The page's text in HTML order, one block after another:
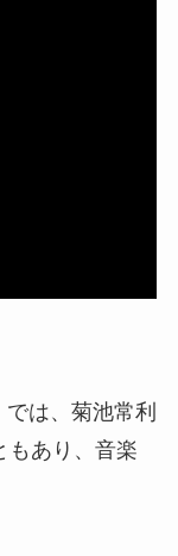
は、菊池常利
もあり、音楽